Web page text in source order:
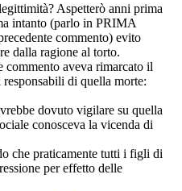
Aspetterò anni prima
intanto (parlo in PRIMA
commento) evito
dalla ragione al torto.
commento aveva rimarcato il
di quella morte:
dovuto vigilare su quella
conosceva la vicenda di
che praticamente tutti i figli di
per effetto delle